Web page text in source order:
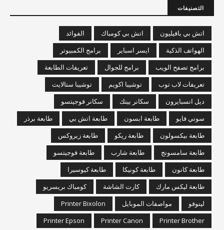
التصنيفات
اتش بي بافيليون اتش بي كومباك
الفوائد
الهواتف الذكية
ايسر اسباير
برامج الكمبيوتر
برامج تصفح الويب
برامج للجوال
تعريفات الطابعة
تعريفات لاب توب
توشيبا اكويم
توشيبا ستالايت
ديل انسبايرون
سكانر بينك
سكانر فوجيتسو
سوني فايو
طابعة ابسون طابعة اتش بي
طابعة برذر
طابعة بيكسولون
طابعة ريكو
طابعة زيروكس
طابعة سامسونج
طابعة شارب
طابعة فوجيتسو
طابعة كانون
طابعة كونيكا
طابعة كيوسيرا
طابعة ليكس مارك
كارت الشاشة
كومباك بريسريو
لينوفو
مواصفات الموبايل
Printer Bixolon
Printer Brother
Printer Canon
Printer Epson